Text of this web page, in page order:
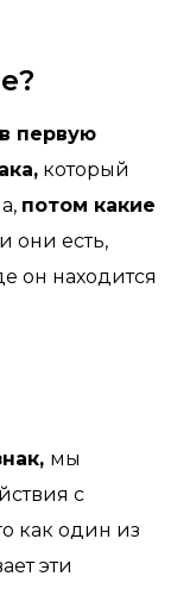
первую
который
потом какие
они есть,
он находится
мы
с
как один из
эти